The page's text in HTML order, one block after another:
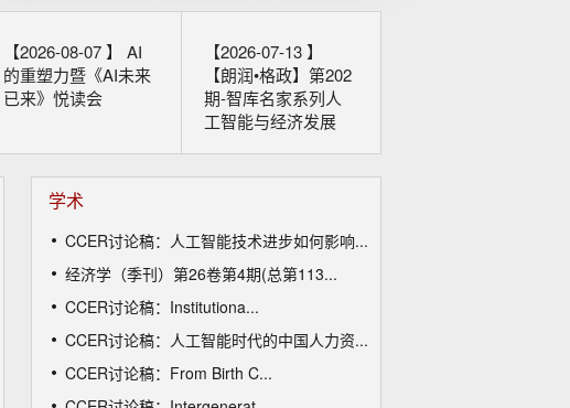
【2026-08-07 】AI
的重塑力暨《AI未来
已来》悦读会
【2026-07-13 】
【朗润•格政】第202
期-智库名家系列人
工智能与经济发展
学术
CCER讨论稿：人工智能技术进步如何影响...
经济学（季刊）第26卷第4期(总第113...
CCER讨论稿：Institutiona...
CCER讨论稿：人工智能时代的中国人力资...
CCER讨论稿：From Birth C...